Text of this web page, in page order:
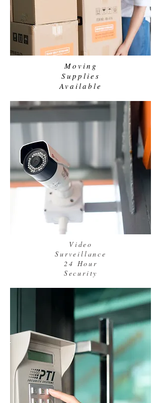
Moving
Supplies
Available
Video
Surveillance
24 Hour
Security